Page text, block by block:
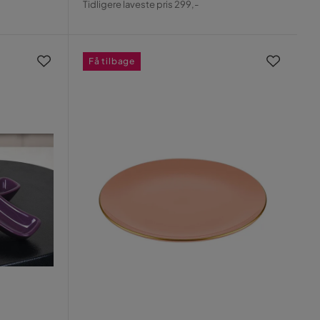
Tidligere laveste pris 299,-
Få tilbage